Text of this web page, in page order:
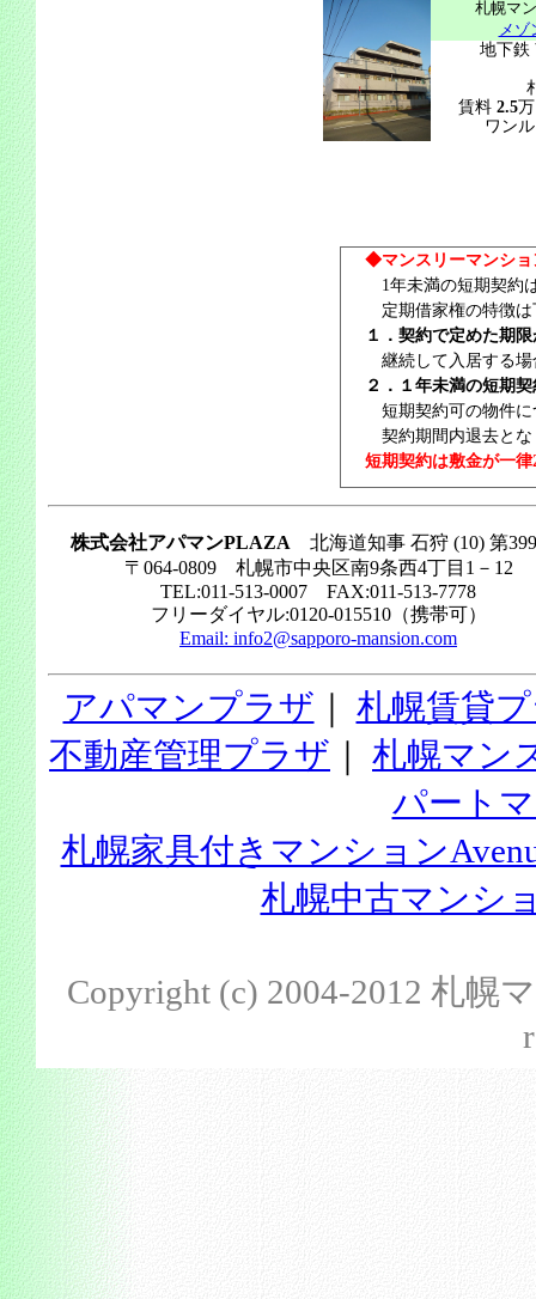
札幌マ
メゾ
地下鉄
賃料 2.5
ワン
◆マンスリーマンショ
1年未満の短期契約
定期借家権の特徴は
１．契約で定めた期
継続して入居する場
２．１年未満の短期
短期契約可の物件に
契約期間内退去とな
短期契約は敷金が一
株式会社アパマンPLAZA 北海道知事 石狩 (10) 第
〒064-0809 札幌市中央区南9条西4丁目1－12
TEL:011-513-0007 FAX:011-513-7778
フリーダイヤル:0120-015510（携帯可）
Email: info2@sapporo-mansion.com
アパマンプラザ ｜ 札幌賃貸
不動産管理プラザ ｜ 札幌マン
パート
札幌家具付きマンション
札幌中古マンシ
Copyright (c) 2004-2012 札幌